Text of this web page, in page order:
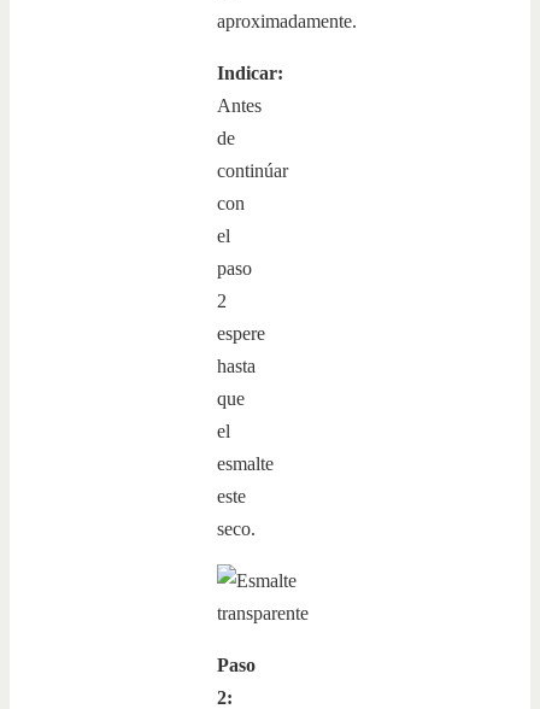
aproximadamente.
Indicar:
Antes
de
continúar
con
el
paso
2
espere
hasta
que
el
esmalte
este
seco.
Paso
2: